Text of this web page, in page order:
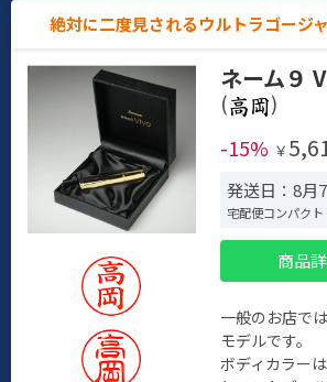
絶対に二度見されるウルトラゴージ
ネーム９
(
)
-15% ￥
発送日：8月
宅配便コンパクト
商品
一般のお店で
モデルです。
ボディカラー